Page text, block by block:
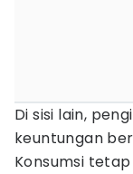
Di sisi lain,
keuntungan
Konsumsi